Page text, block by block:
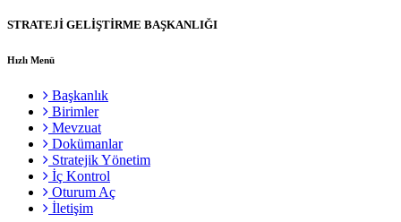
STRATEJİ GELİŞTİRME BAŞKANLIĞI
Hızlı Menü
Başkanlık
Birimler
Mevzuat
Dokümanlar
Stratejik Yönetim
İç Kontrol
Oturum Aç
İletişim